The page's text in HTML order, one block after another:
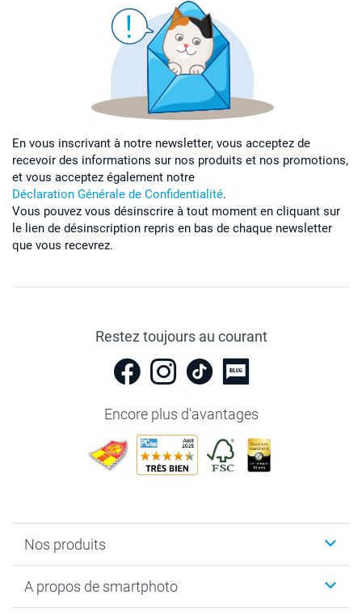
En vous inscrivant à notre newsletter, vous acceptez de
recevoir des informations sur nos produits et nos promotions,
et vous acceptez également notre
Déclaration Générale de Confidentialité.
Vous pouvez vous désinscrire à tout moment en cliquant sur
le lien de désinscription repris en bas de chaque newsletter
que vous recevrez.
Restez toujours au courant
Encore plus d'avantages
Nos produits
Cadeaux photo
A propos de smartphoto